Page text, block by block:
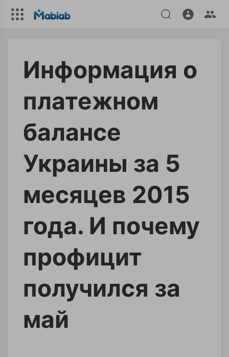
Информация о
платежном
балансе
Украины за 5
месяцев 2015
года. И почему
профицит
получился за
май